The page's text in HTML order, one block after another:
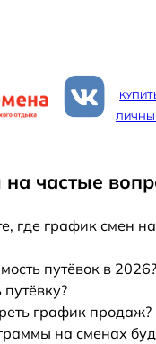
на частые
где график смен
путёвок в 2026?
график продаж?
на сменах